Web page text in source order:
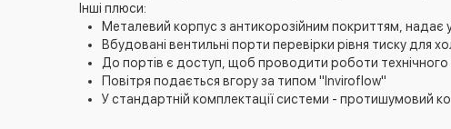
Інші плюси:
Металевий корпус з антикорозійним покриттям, надає
Вбудовані вентильні порти перевірки рівня тиску для
До портів є доступ, щоб проводити роботи технічного
Повітря подається вгору за типом "Inviroflow"
У стандартній комплектації системи - протишумовий